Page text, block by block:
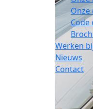
Code
Werken
Nieuws
Contact